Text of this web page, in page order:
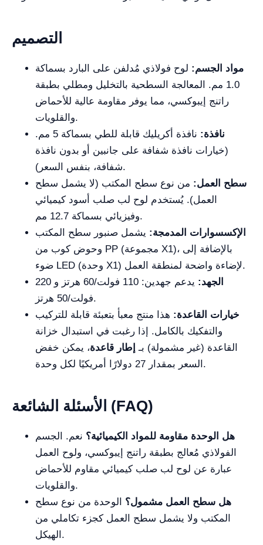
التصميم
مواد الجسم: لوح فولاذي مُدلفن على البارد بسماكة
1.0 مم. المعالجة السطحية بالتخليل ومطلي بطبقة
راتنج إيبوكسي، مما يوفر مقاومة عالية للأحماض
والقلويات.
نافذة:
نافذة أكريليك قابلة للطي بسماكة 5 مم.
(خيارات نافذة شفافة على جانبين أو بدون نافذة
شفافة، بنفس السعر).
سطح العمل: من نوع سطح المكتب (لا يشمل سطح
العمل). يُستخدم لوح لب صلب أسود كيميائي
وفيزيائي بسماكة 12.7 مم.
الإكسسوارات المدمجة: يشمل صنبور سطح المكتب
وحوض كوب من PP (مجموعة X1)، بالإضافة إلى
ضوء LED (وحدة X1) لإضاءة واضحة لمنطقة العمل.
الجهد:
يدعم جهدين: 110 فولت/60 هرتز و 220
فولت/50 هرتز.
خيارات القاعدة: هذا منتج معبأ بتعبئة قابلة للتركيب
والتفكيك بالكامل. إذا رغبت في استبدال خزانة
القاعدة (غير مشمولة) بـ إطار قاعدة، يمكن خفض
السعر بمقدار 27 دولارًا أمريكيًا لكل وحدة.
الأسئلة الشائعة (FAQ)
هل الوحدة مقاومة للمواد الكيميائية؟ نعم. الجسم
الفولاذي مُعالج بطبقة راتنج إيبوكسي، ولوح العمل
عبارة عن لوح لب صلب كيميائي مقاوم للأحماض
والقلويات.
هل سطح العمل مشمول؟ الوحدة من نوع سطح
المكتب ولا يشمل سطح العمل كجزء تكاملي من
الهيكل.